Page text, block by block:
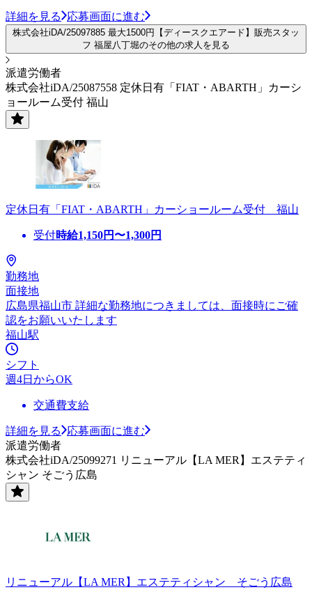
詳細を見る 応募画面に進む
株式会社iDA/25097885 最大1500円【ディースクエアード】販売スタッ
フ 福屋八丁堀のその他の求人を見る
派遣労働者
株式会社iDA/25087558 定休日有「FIAT・ABARTH」カーシ
ョールーム受付 福山
定休日有「FIAT・ABARTH」カーショールーム受付 福山
受付時給1,150円〜1,300円
勤務地
面接地
広島県福山市 詳細な勤務地につきましては、面接時にご確
認をお願いいたします
福山駅
シフト
週4日からOK
交通費支給
詳細を見る
応募画面に進む
派遣労働者
株式会社iDA/25099271 リニューアル【LA MER】エステティ
シャン そごう広島
リニューアル【LA MER】エステティシャン そごう広島